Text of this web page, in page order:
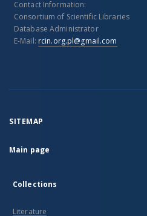
Contact Information:
Consortium of Scientific Libraries
Database Administrator
E-Mail: rcin.org.pl@gmail.com
SITEMAP
Main page
Collections
Literature